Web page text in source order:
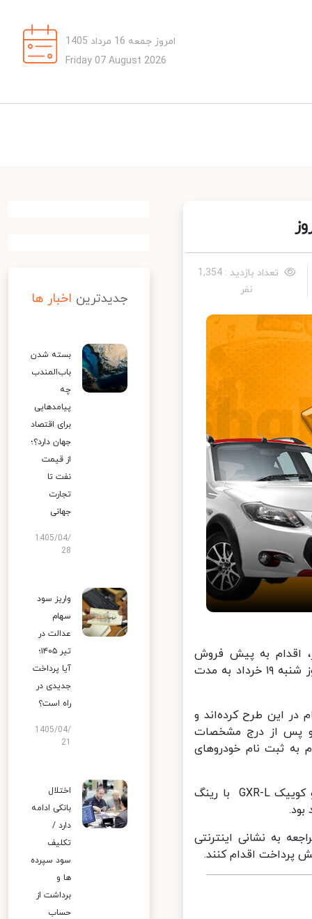
امروز جمعه 16 مرداد 1405
Friday 07 August 2026
تعداد بازدید : 1,354
نفر
اقدام به پیش فروش
محصولات برای متقاضیان طرح جایگزینی خودروهای فرسوده از ساعت ۱۰ روز شنبه ۱۹ خرداد به مدت
این طرح کرده‌اند و
و پس از درج مشخصات
به ثبت نام خودروهای
گروه سایپا در این طرح خودروهای اطلس، شاهین با گیربکس اتوماتیک و کوییک GXR-L با رینگ
به نشانی اینترنتی
جدیدترین اخبار ها
بسته شدن
باب‌المندب
چه
پیامدهایی
برای اقتصاد
جهان دارد؟؛
از قیمت
نفت تا
تجارت
جهانی
1405/04/
28
واریز سود
سهام
عدالت در
تیر ۱۴۰۵؛
آیا پرداخت
جدیدی در
راه است؟
1405/04/
اختلال
بانکی ادامه
دارد /
تکلیف
سود سپرده
ها و
برداشت از
حساب